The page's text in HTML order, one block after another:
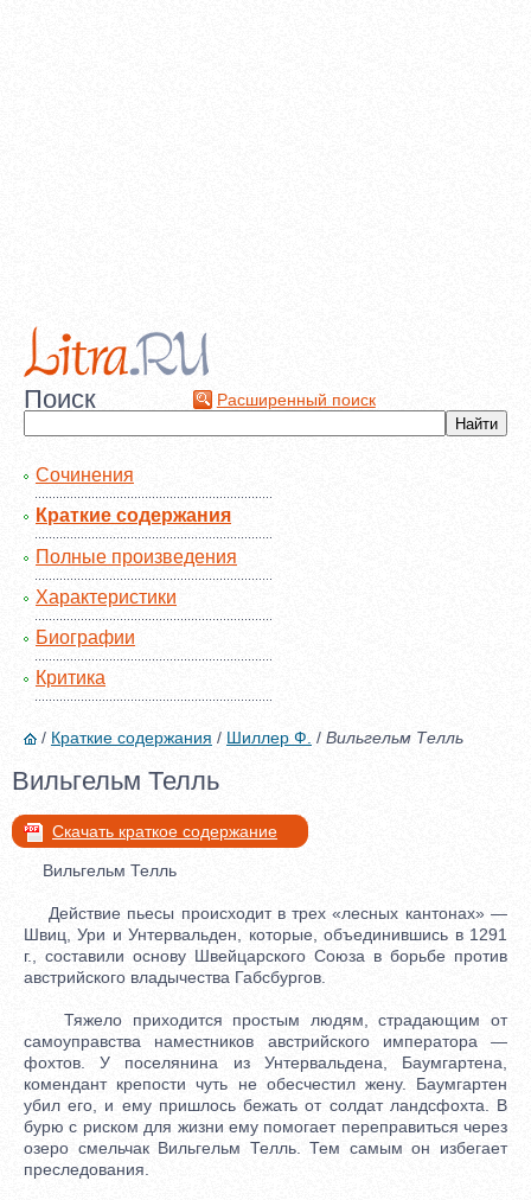
Поиск Расширенный поиск
Сочинения
Краткие содержания
Полные произведения
Характеристики
Биографии
Критика
/ Краткие содержания / Шиллер Ф. / Вильгельм Телль
Вильгельм Телль
Скачать краткое содержание
Вильгельм Телль
Действие пьесы происходит в трех «лесных кантонах» —
Швиц, Ури и Унтервальден, которые, объединившись в 1291
г., составили основу Швейцарского Союза в борьбе против
австрийского владычества Габсбургов.
Тяжело приходится простым людям, страдающим от
самоуправства наместников австрийского императора —
фохтов. У поселянина из Унтервальдена, Баумгартена,
комендант крепости чуть не обесчестил жену. Баумгартен
убил его, и ему пришлось бежать от солдат ландсфохта. В
бурю с риском для жизни ему помогает переправиться через
озеро смельчак Вильгельм Телль. Тем самым он избегает
преследования.